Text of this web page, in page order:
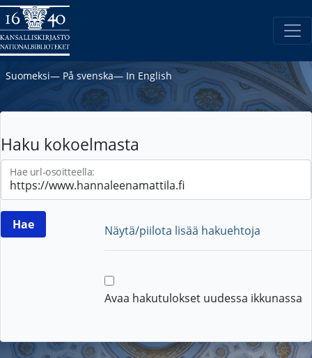
Suomeksi― På svenska― In English
Haku kokoelmasta
Hae url-osoitteella:
Näytä/piilota lisää hakuehtoja
Avaa hakutulokset uudessa ikkunassa